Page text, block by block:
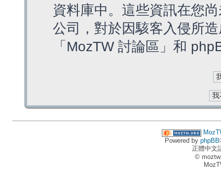
資料庫中。這些資訊在您
公司，對於因駭客入侵所
「MozTW 討論區」和
Powered by phpBB
正體中文
©